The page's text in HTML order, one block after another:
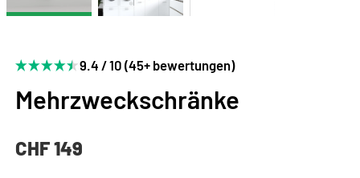
9.4 / 10 (45+ bewertungen)
Mehrzweckschränke
CHF 149